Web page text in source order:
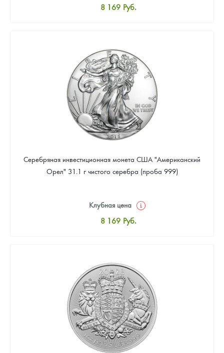
8 169 Руб.
Цена выкупа
Звоните
Серебряная инвестиционная монета США "Американский
Орел" 31.1 г чистого серебра (проба 999)
Клубная цена
8 169 Руб.
Цена выкупа
Звоните